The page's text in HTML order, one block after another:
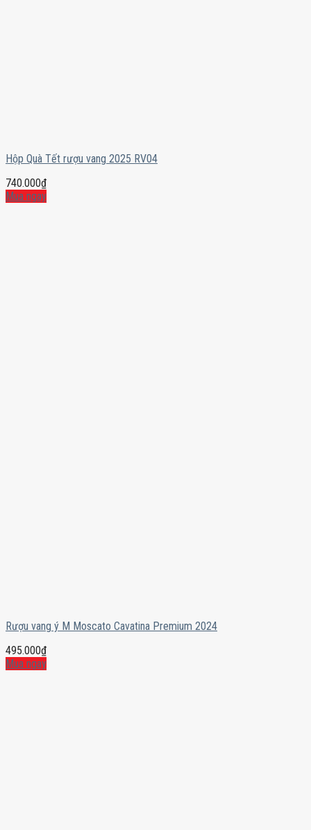
Hộp Quà Tết rượu vang 2025 RV04
740.000₫
Mua ngay
Rượu vang ý M Moscato Cavatina Premium 2024
495.000₫
Mua ngay